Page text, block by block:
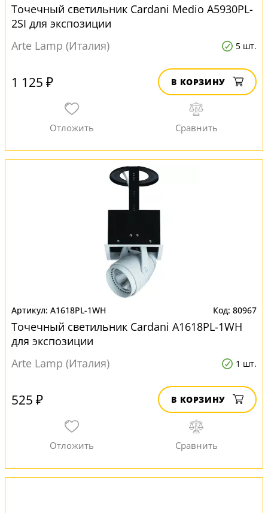
Точечный светильник Cardani Medio A5930PL-
2SI для экспозиции
Arte Lamp (Италия)
5 шт.
1 125 ₽ В КОРЗИНУ
A1618PL-1WH 80967
Точечный светильник Cardani A1618PL-1WH
для экспозиции
Arte Lamp (Италия)
1 шт.
525 ₽ В КОРЗИНУ